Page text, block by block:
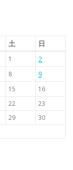
土 日
1
2
8
9
15
16
22
23
29
30